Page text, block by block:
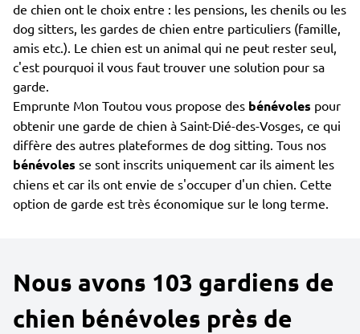
de chien ont le choix entre : les pensions, les chenils ou les
dog sitters, les gardes de chien entre particuliers (famille,
amis etc.). Le chien est un animal qui ne peut rester seul,
c'est pourquoi il vous faut trouver une solution pour sa
garde.
Emprunte Mon Toutou vous propose des bénévoles pour
obtenir une garde de chien à Saint-Dié-des-Vosges, ce qui
diffère des autres plateformes de dog sitting. Tous nos
bénévoles se sont inscrits uniquement car ils aiment les
chiens et car ils ont envie de s'occuper d'un chien. Cette
option de garde est très économique sur le long terme.
Nous avons 103 gardiens de
chien bénévoles près de